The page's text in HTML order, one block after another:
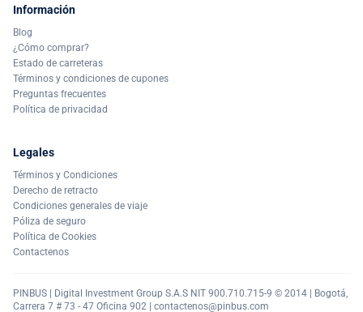
Información
Blog
¿Cómo comprar?
Estado de carreteras
Términos y condiciones de cupones
Preguntas frecuentes
Política de privacidad
Legales
Términos y Condiciones
Derecho de retracto
Condiciones generales de viaje
Póliza de seguro
Política de Cookies
Contactenos
PINBUS | Digital Investment Group S.A.S NIT 900.710.715-9 © 2014 | Bogotá,
Carrera 7 # 73 - 47 Oficina 902 | contactenos@pinbus.com